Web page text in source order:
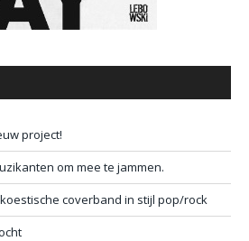
project!
om mee te jammen.
coverband in stijl pop/rock